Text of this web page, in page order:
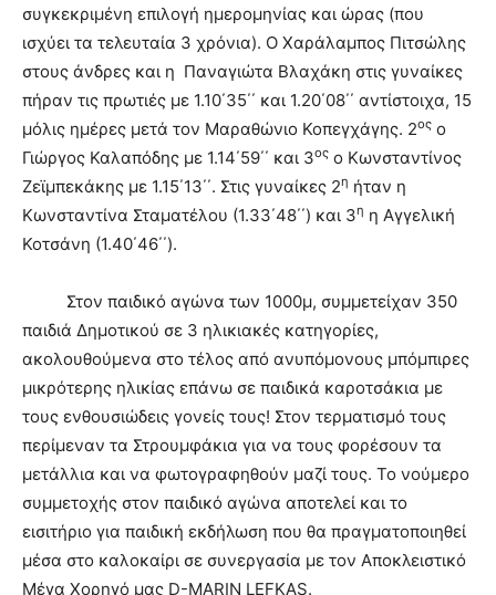
συγκεκριμένη επιλογή ημερομηνίας και ώρας (που
ισχύει τα τελευταία 3 χρόνια). Ο Χαράλαμπος Πιτσώλης
στους άνδρες και η Παναγιώτα Βλαχάκη στις γυναίκες
πήραν τις πρωτιές με 1.10΄35΄΄ και 1.20΄08΄΄ αντίστοιχα, 15
μόλις ημέρες μετά τον Μαραθώνιο Κοπεγχάγης. 2ος ο
Γιώργος Καλαπόδης με 1.14΄59΄΄ και 3ος ο Κωνσταντίνος
Ζεϊμπεκάκης με 1.15΄13΄΄. Στις γυναίκες 2η ήταν η
Κωνσταντίνα Σταματέλου (1.33΄48΄΄) και 3η η Αγγελική
Κοτσάνη (1.40΄46΄΄).
Στον παιδικό αγώνα των 1000μ, συμμετείχαν 350
παιδιά Δημοτικού σε 3 ηλικιακές κατηγορίες,
ακολουθούμενα στο τέλος από ανυπόμονους μπόμπιρες
μικρότερης ηλικίας επάνω σε παιδικά καροτσάκια με
τους ενθουσιώδεις γονείς τους! Στον τερματισμό τους
περίμεναν τα Στρουμφάκια για να τους φορέσουν τα
μετάλλια και να φωτογραφηθούν μαζί τους. Το νούμερο
συμμετοχής στον παιδικό αγώνα αποτελεί και το
εισιτήριο για παιδική εκδήλωση που θα πραγματοποιηθεί
μέσα στο καλοκαίρι σε συνεργασία με τον Αποκλειστικό
Μέγα Χορηγό μας D-MARIN LEFKAS.